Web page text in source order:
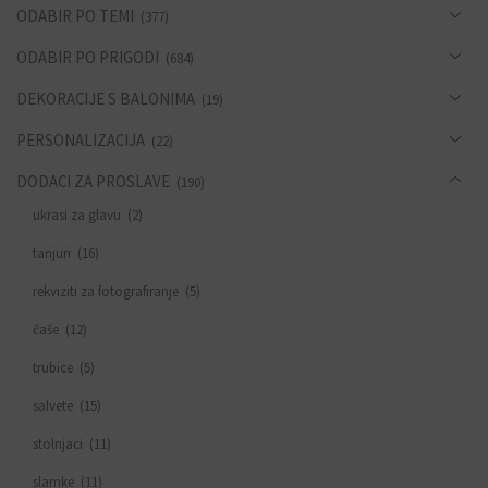
ODABIR PO TEMI (377)
ODABIR PO PRIGODI (684)
DEKORACIJE S BALONIMA (19)
PERSONALIZACIJA (22)
DODACI ZA PROSLAVE (190)
ukrasi za glavu (2)
tanjuri (16)
rekviziti za fotografiranje (5)
čaše (12)
trubice (5)
salvete (15)
stolnjaci (11)
slamke (11)